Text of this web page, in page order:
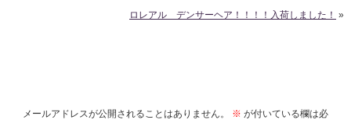
ロレアル デンサーヘア！！！！入荷しました！ »
メールアドレスが公開されることはありません。 ※ が付いている欄は必